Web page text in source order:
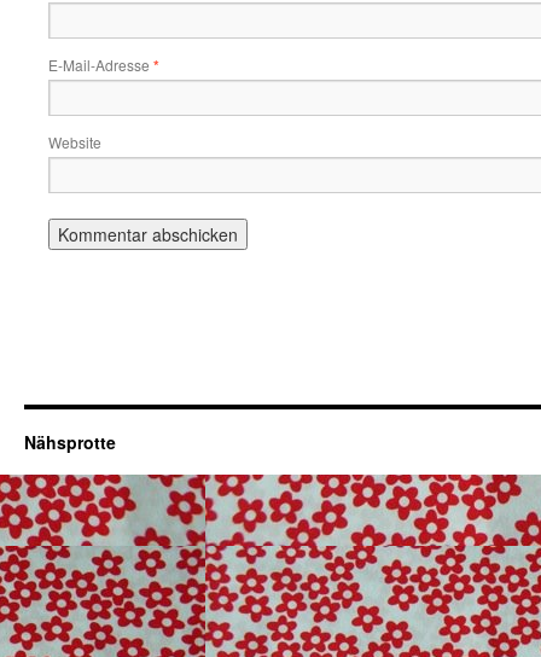
E-Mail-Adresse *
Website
Nähsprotte